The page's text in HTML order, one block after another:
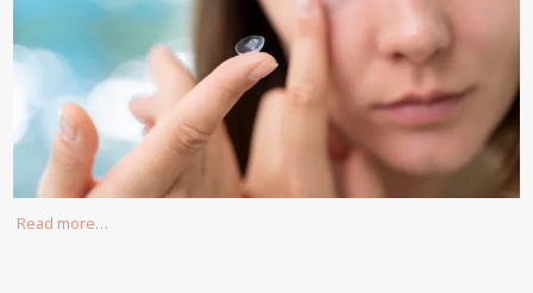
Read more…